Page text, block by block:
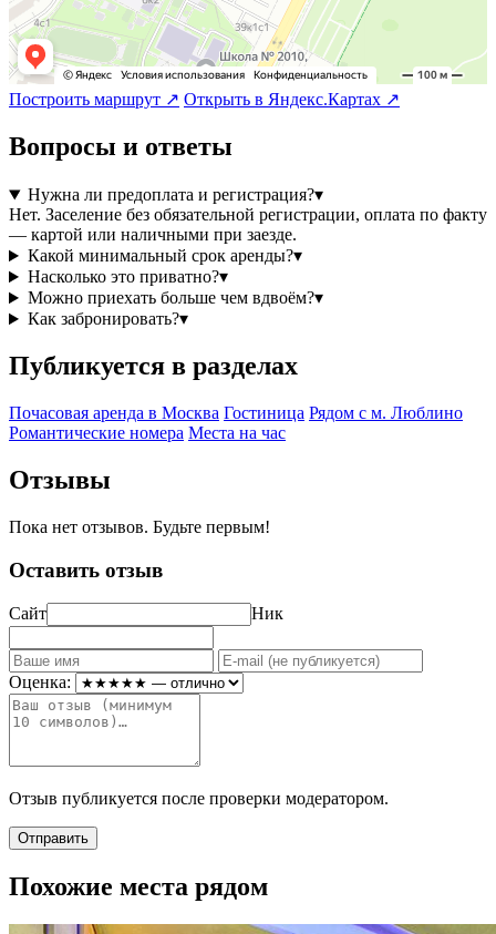
Построить маршрут ↗ Открыть в Яндекс.Картах ↗
Вопросы и ответы
Нужна ли предоплата и регистрация?▾
Нет. Заселение без обязательной регистрации, оплата по факту
— картой или наличными при заезде.
Какой минимальный срок аренды?▾
Насколько это приватно?▾
Можно приехать больше чем вдвоём?▾
Как забронировать?▾
Публикуется в разделах
Почасовая аренда в Москва Гостиница Рядом с м. Люблино
Романтические номера Места на час
Отзывы
Пока нет отзывов. Будьте первым!
Оставить отзыв
Сайт Ник
Оценка:
Отзыв публикуется после проверки модератором.
Отправить
Похожие места рядом